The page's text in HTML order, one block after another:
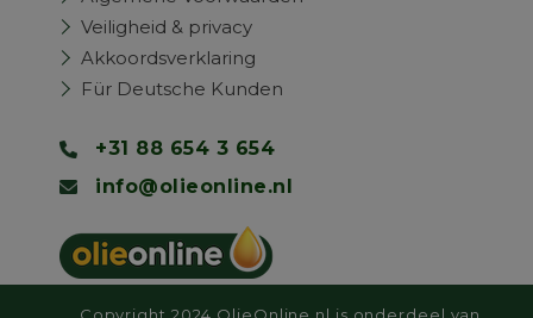
Veiligheid & privacy
Akkoordsverklaring
Für Deutsche Kunden
+31 88 654 3 654
info@olieonline.nl